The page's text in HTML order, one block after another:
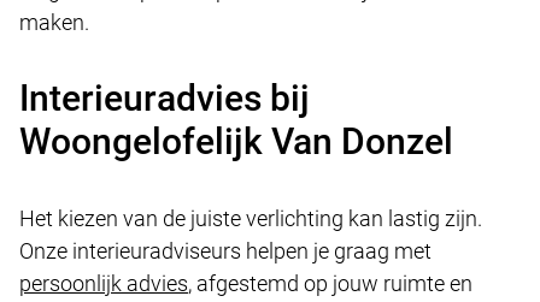
maken.
Interieuradvies bij
Woongelofelijk Van Donzel
Het kiezen van de juiste verlichting kan lastig zijn.
Onze interieuradviseurs helpen je graag met
persoonlijk advies, afgestemd op jouw ruimte en